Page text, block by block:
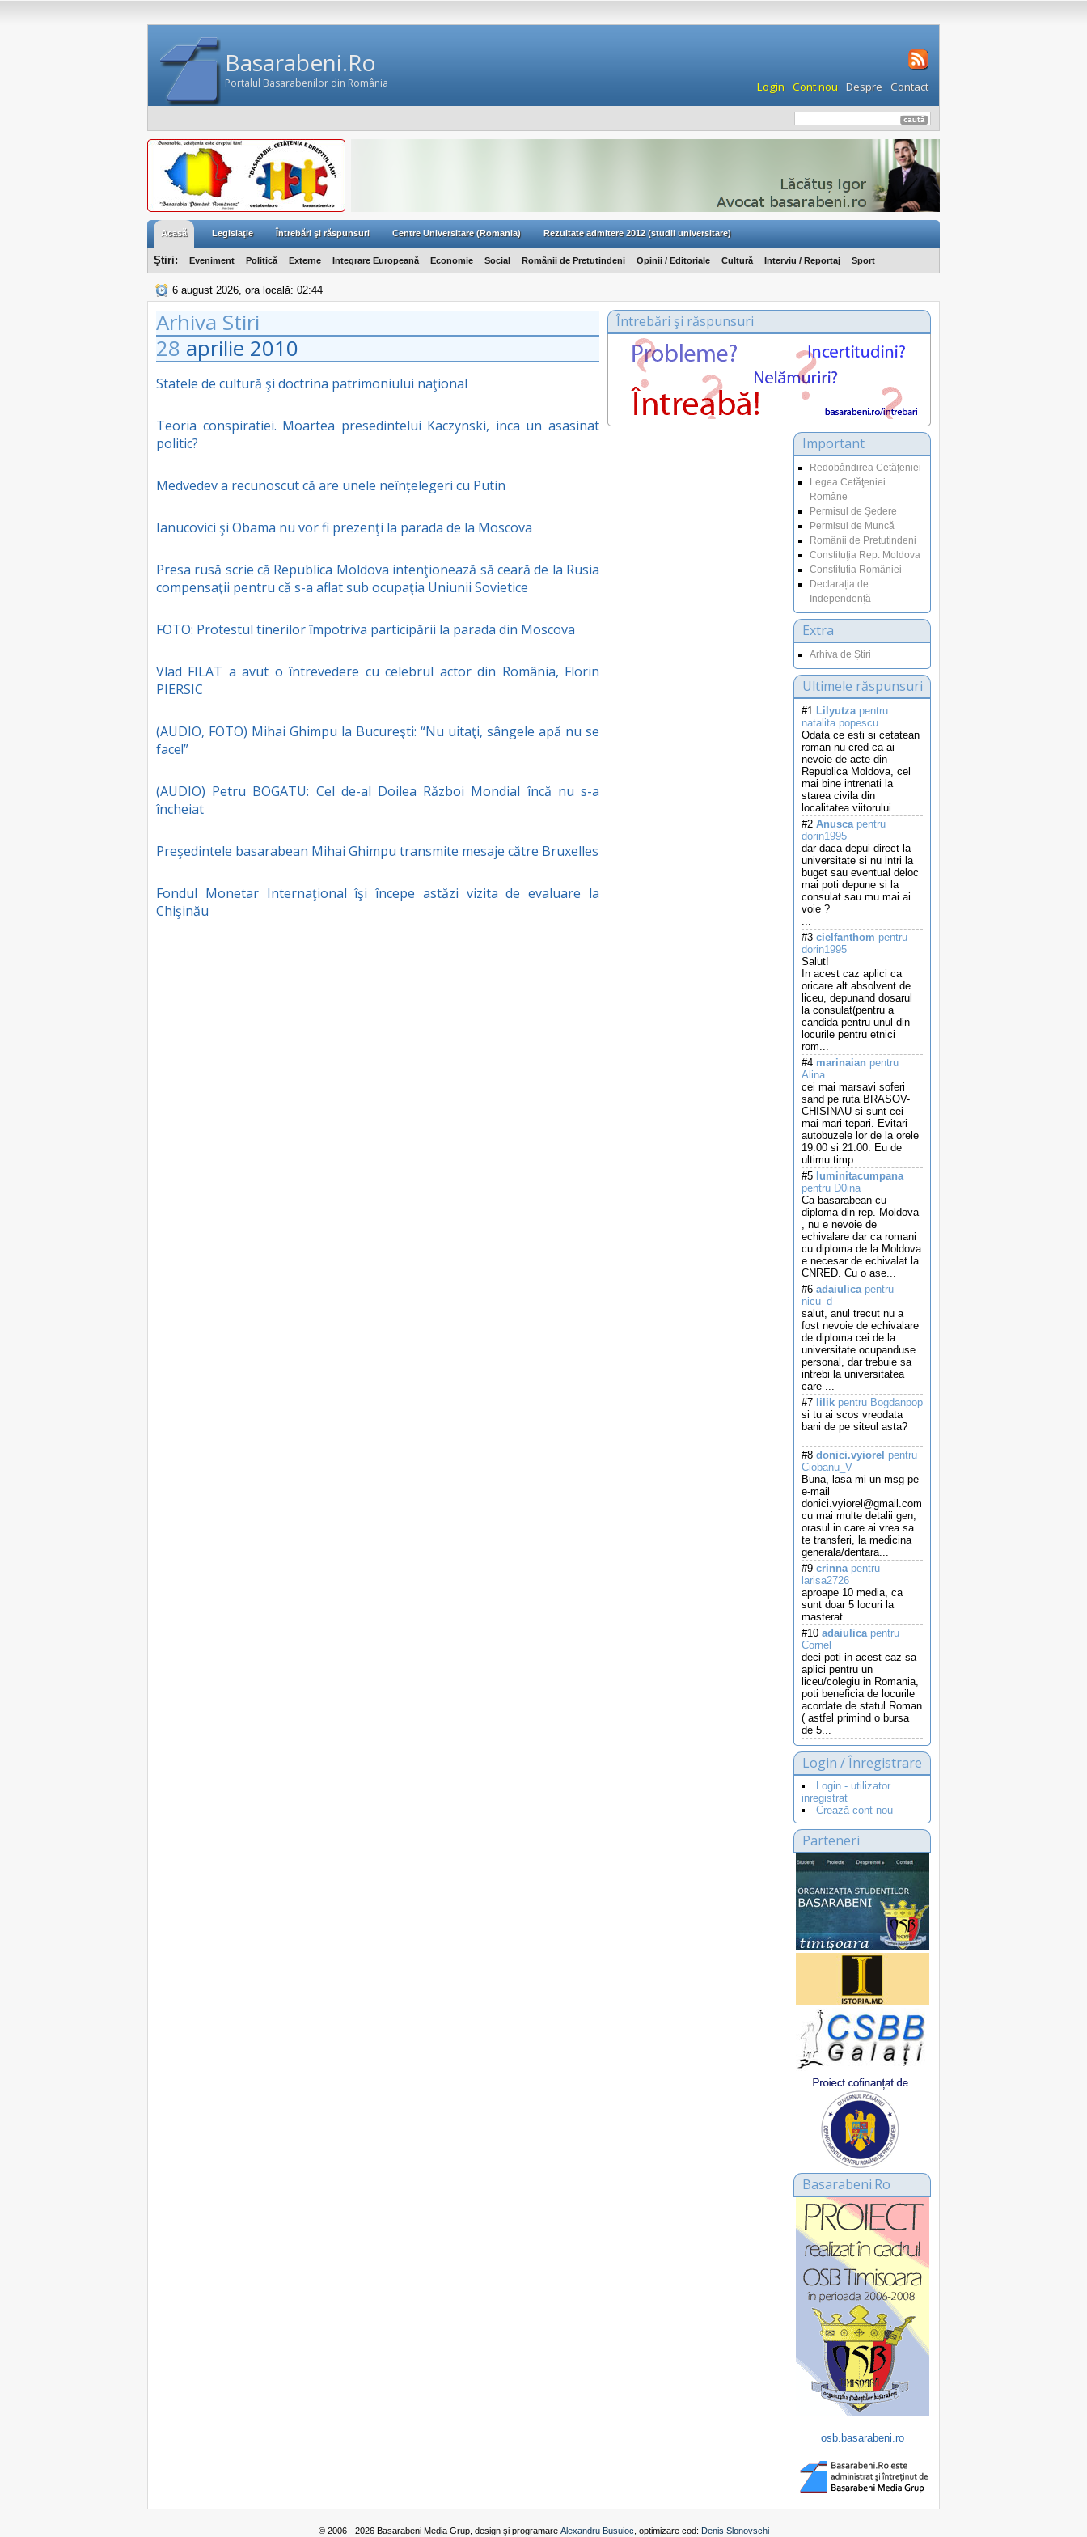
Basarabeni.Ro
Portalul Basarabenilor din România Login Cont nou Despre Contact
Acasă Legislaţie Întrebări şi răspunsuri Centre Universitare (Romania) Rezultate admitere 2012 (studii universitare)
Ştiri: Eveniment Politică Externe Integrare Europeană Economie Social Românii de Pretutindeni Opinii / Editoriale Cultură Interviu / Reportaj Sport
6 august 2026, ora locală: 02:44
Arhiva Stiri
28 aprilie 2010
Statele de cultură şi doctrina patrimoniului naţional
Teoria conspiratiei. Moartea presedintelui Kaczynski, inca un asasinat
politic?
Medvedev a recunoscut că are unele neînțelegeri cu Putin
Ianucovici şi Obama nu vor fi prezenţi la parada de la Moscova
Presa rusă scrie că Republica Moldova intenţionează să ceară de la Rusia
compensaţii pentru că s-a aflat sub ocupaţia Uniunii Sovietice
FOTO: Protestul tinerilor împotriva participării la parada din Moscova
Vlad FILAT a avut o întrevedere cu celebrul actor din România, Florin
PIERSIC
(AUDIO, FOTO) Mihai Ghimpu la Bucureşti: “Nu uitaţi, sângele apă nu se
face!”
(AUDIO) Petru BOGATU: Cel de-al Doilea Război Mondial încă nu s-a
încheiat
Preşedintele basarabean Mihai Ghimpu transmite mesaje către Bruxelles
Fondul Monetar Internaţional îşi începe astăzi vizita de evaluare la
Chişinău
Întrebări şi răspunsuri
Important
Redobândirea Cetăţeniei
Legea Cetăţeniei
Române
Permisul de Şedere
Permisul de Muncă
Românii de Pretutindeni
Constituţia Rep. Moldova
Constituția României
Declarația de
Independență
Extra
Arhiva de Știri
Ultimele răspunsuri
#1 Lilyutzapentru
natalita.popescu
Odata ce esti si cetatean
roman nu cred ca ai
nevoie de acte din
Republica Moldova, cel
mai bine intrenati la
starea civila din
localitatea viitorului...
#2 Anuscapentru
dorin1995
dar daca depui direct la
universitate si nu intri la
buget sau eventual deloc
mai poti depune si la
consulat sau mu mai ai
voie ?
...
#3 cielfanthom pentru
dorin1995
Salut!
In acest caz aplici ca
oricare alt absolvent de
liceu, depunand dosarul
la consulat(pentru a
candida pentru unul din
locurile pentru etnici
rom...
#4 marinaian pentru
Alina
cei mai marsavi soferi
sand pe ruta BRASOV-
CHISINAU si sunt cei
mai mari tepari. Evitari
autobuzele lor de la orele
19:00 si 21:00. Eu de
ultimu timp ...
#5 luminitacumpana
pentru D0ina
Ca basarabean cu
diploma din rep. Moldova
, nu e nevoie de
echivalare dar ca romani
cu diploma de la Moldova
e necesar de echivalat la
CNRED. Cu o ase...
#6 adaiulicapentru
nicu_d
salut, anul trecut nu a
fost nevoie de echivalare
de diploma cei de la
universitate ocupanduse
personal, dar trebuie sa
intrebi la universitatea
care ...
#7 lilik pentru Bogdanpop
si tu ai scos vreodata
bani de pe siteul asta?
...
#8 donici.vyiorel pentru
Ciobanu_V
Buna, lasa-mi un msg pe
e-mail
donici.vyiorel@gmail.com
cu mai multe detalii gen,
orasul in care ai vrea sa
te transferi, la medicina
generala/dentara...
#9 crinnapentru
larisa2726
aproape 10 media, ca
sunt doar 5 locuri la
masterat...
#10 adaiulicapentru
Cornel
deci poti in acest caz sa
aplici pentru un
liceu/colegiu in Romania,
poti beneficia de locurile
acordate de statul Roman
( astfel primind o bursa
de 5...
Login / Înregistrare
Login - utilizator
inregistrat
Crează cont nou
Parteneri
Basarabeni.Ro
osb.basarabeni.ro
© 2006 - 2026 Basarabeni Media Grup, design şi programare Alexandru Busuioc , optimizare cod: Denis Slonovschi